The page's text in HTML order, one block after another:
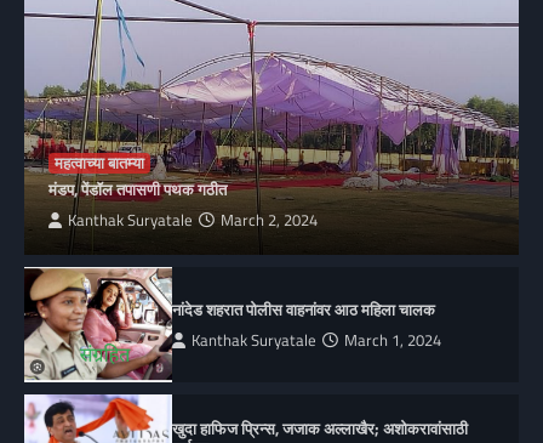
महत्वाच्या बातम्या
मंडप, पेंडॉल तपासणी पथक गठीत
Kanthak Suryatale March 2, 2024
नांदेड शहरात पोलीस वाहनांवर आठ महिला चालक
Kanthak Suryatale March 1, 2024
खुदा हाफिज प्रिन्स, जजाक अल्लाखैर; अशोकरावांसाठी